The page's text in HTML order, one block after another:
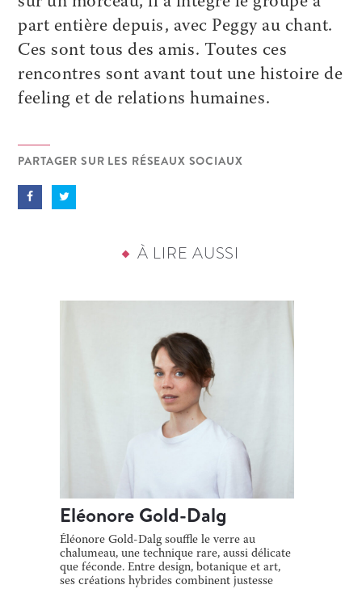
part entière depuis, avec Peggy au chant.
Ces sont tous des amis. Toutes ces
rencontres sont avant tout une histoire de
feeling et de relations humaines.
PARTAGER SUR LES RÉSEAUX SOCIAUX
À LIRE AUSSI
Eléonore Gold-Dalg
Éléonore Gold-Dalg souffle le verre au
chalumeau, une technique rare, aussi délicate
que féconde. Entre design, botanique et art,
ses créations hybrides combinent justesse